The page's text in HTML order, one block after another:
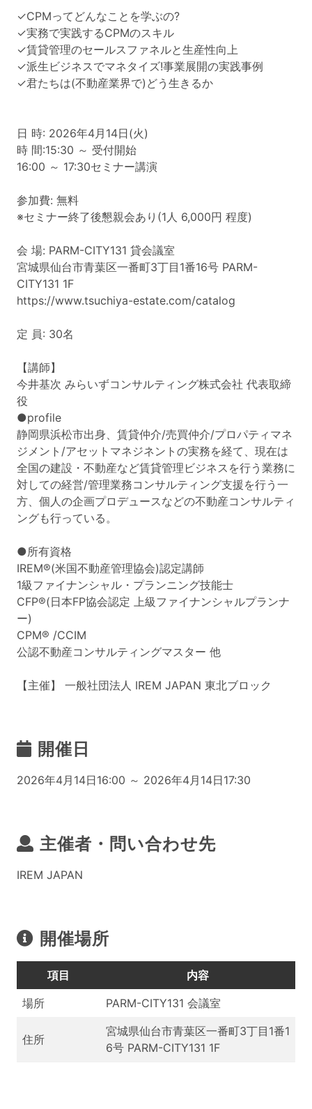
✓CPMってどんなことを学ぶの?
✓実務で実践するCPMのスキル
✓賃貸管理のセールスファネルと生産性向上
✓派生ビジネスでマネタイズ!事業展開の実践事例
✓君たちは(不動産業界で)どう生きるか
日 時: 2026年4月14日(火)
時 間:15:30 ～ 受付開始
16:00 ～ 17:30セミナー講演
参加費: 無料
※セミナー終了後懇親会あり(1人 6,000円 程度)
会 場: PARM-CITY131 貸会議室
宮城県仙台市青葉区一番町3丁目1番16号 PARM-
CITY131 1F
https://www.tsuchiya-estate.com/catalog
定 員: 30名
【講師】
今井基次 みらいずコンサルティング株式会社 代表取締
役
●profile
静岡県浜松市出身、賃貸仲介/売買仲介/プロパティマネ
ジメント/アセットマネジネントの実務を経て、現在は
全国の建設・不動産など賃貸管理ビジネスを行う業務に
対しての経営/管理業務コンサルティング支援を行う一
方、個人の企画プロデュースなどの不動産コンサルティ
ングも行っている。
●所有資格
IREM®(米国不動産管理協会)認定講師
1級ファイナンシャル・プランニング技能士
CFP®(日本FP協会認定 上級ファイナンシャルプランナ
ー)
CPM® /CCIM
公認不動産コンサルティングマスター 他
【主催】 一般社団法人 IREM JAPAN 東北ブロック
開催日
2026年4月14日16:00 ～ 2026年4月14日17:30
主催者・問い合わせ先
IREM JAPAN
開催場所
項目
内容
場所
PARM-CITY131 会議室
住所
宮城県仙台市青葉区一番町3丁目1番1
6号 PARM-CITY131 1F